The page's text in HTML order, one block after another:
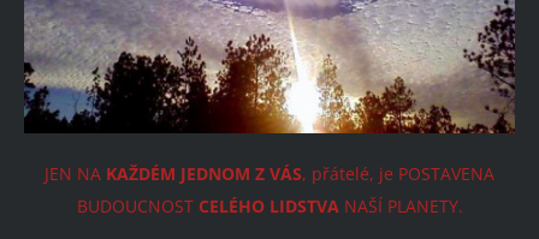
JEN NA KAŽDÉM JEDNOM Z VÁS, přátelé, je POSTAVENA
BUDOUCNOST CELÉHO LIDSTVA NAŠÍ PLANETY.